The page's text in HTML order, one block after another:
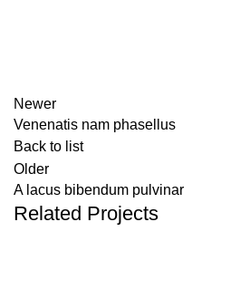
Newer
Venenatis nam phasellus
Back to list
Older
A lacus bibendum pulvinar
Related Projects